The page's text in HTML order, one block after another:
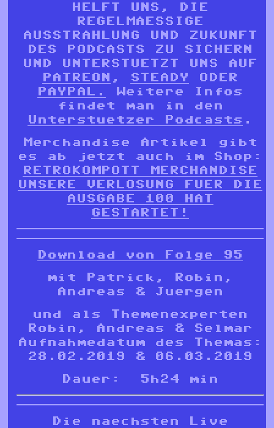
HELFT UNS, DIE
REGELMAESSIGE
AUSSTRAHLUNG UND ZUKUNFT
DES PODCASTS ZU SICHERN
UND UNTERSTUETZT UNS AUF
PATREON
, STEADY
ODER
PAYPAL.
Weitere Infos
findet man in den
Unterstuetzer Podcasts .
Merchandise Artikel gibt
es ab jetzt auch im Shop:
RETROKOMPOTT MERCHANDISE
UNSERE VERLOSUNG FUER DIE
AUSGABE 100 HAT
GESTARTET!
Download von Folge 95
mit Patrick, Robin,
Andreas & Juergen
und als Themenexperten
Robin, Andreas & Selmar
Aufnahmedatum des Themas:
28.02.2019 & 06.03.2019
Dauer: 5h24 min
Die naechsten Live